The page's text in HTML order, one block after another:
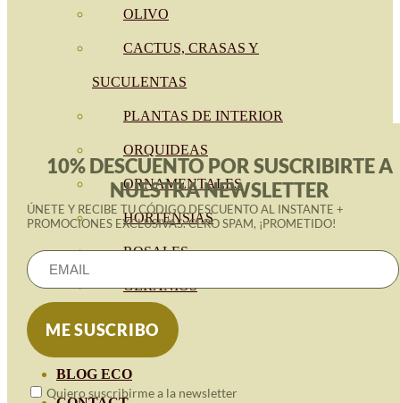
OLIVO
CACTUS, CRASAS Y
SUCULENTAS
PLANTAS DE INTERIOR
ORQUIDEAS
ORNAMENTALES
HORTENSIAS
ROSALES
GERANIOS
BLOG ECO
10% DESCUENTO POR SUSCRIBIRTE A
NUESTRA NEWSLETTER
ÚNETE Y RECIBE TU CÓDIGO DESCUENTO AL INSTANTE +
PROMOCIONES EXCLUSIVAS. CERO SPAM, ¡PROMETIDO!
Quiero suscribirme a la newsletter